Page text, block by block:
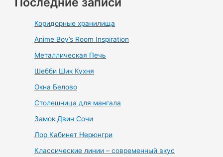
Коридорные хранилища
Anime Boy’s Room Inspiration
Металлическая Печь
Шебби Шик Кухня
Окна Белово
Столешница для мангала
Замок Двин Сочи
Лор Кабинет Нерюнгри
Классические линии – современный вкус